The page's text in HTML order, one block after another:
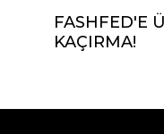
FASHFED'E
KAÇIRMA!